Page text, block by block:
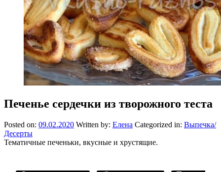
Печенье сердечки из творожного теста
Posted on: 09.02.2020 Written by: Елена Categorized in: Выпечка/
Десерты
Тематичные печеньки, вкусные и хрустящие.